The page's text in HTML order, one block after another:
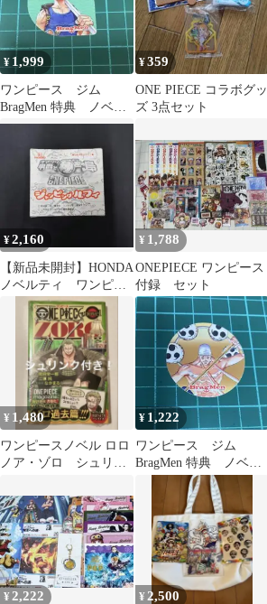
¥ 1,999
ワンピース ジム
BragMen 特典 ノベル
ティ ステッカー シ
¥359
ONE PIECE コラボグッ
ズ 3点セット
¥2,160
【新品未開封】HONDA
ノベルティ ワンピー
ス ジャンピングルフ
¥ 1,788
ONEPIECE ワンピース
付録 セット
¥ 1,480
ワンピースノベル ロロ
ノア・ゾロ シュリン
¥ 1,222
ワンピース ジム
BragMen 特典 ノベル
ティ ステッカー シ
ール エネル
¥ 2,222 ¥ 2,500